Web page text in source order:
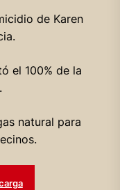
de Karen
el 100% de la
natural para